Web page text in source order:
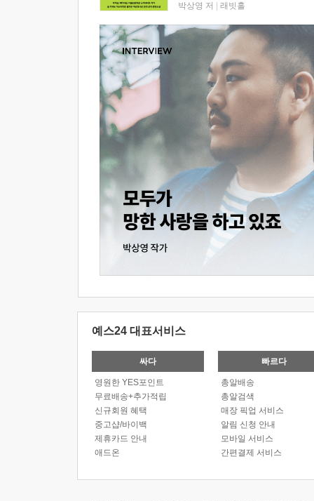
박상영 저 래빗홀
예스24 대표서비스
싸다
영원한 YES포인트
무료배송+추가적립
신규회원 혜택
중고샵/바이백
제휴카드 안내
애드온
빠르다
총알배송
총알검색
매장 픽업 서비스
알림 신청 안내
모바일 서비스
간편결제 서비스